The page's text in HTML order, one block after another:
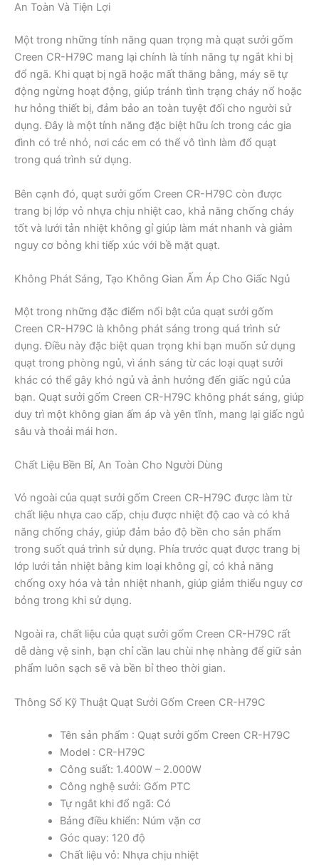
An Toàn Và Tiện Lợi
Một trong những tính năng quan trọng mà quạt sưởi gốm
Creen CR-H79C mang lại chính là tính năng tự ngắt khi bị
đổ ngã. Khi quạt bị ngã hoặc mất thăng bằng, máy sẽ tự
động ngừng hoạt động, giúp tránh tình trạng cháy nổ hoặc
hư hỏng thiết bị, đảm bảo an toàn tuyệt đối cho người sử
dụng. Đây là một tính năng đặc biệt hữu ích trong các gia
đình có trẻ nhỏ, nơi các em có thể vô tình làm đổ quạt
trong quá trình sử dụng.
Bên cạnh đó, quạt sưởi gốm Creen CR-H79C còn được
trang bị lớp vỏ nhựa chịu nhiệt cao, khả năng chống cháy
tốt và lưới tản nhiệt không gỉ giúp làm mát nhanh và giảm
nguy cơ bỏng khi tiếp xúc với bề mặt quạt.
Không Phát Sáng, Tạo Không Gian Ấm Áp Cho Giấc Ngủ
Một trong những đặc điểm nổi bật của quạt sưởi gốm
Creen CR-H79C là không phát sáng trong quá trình sử
dụng. Điều này đặc biệt quan trọng khi bạn muốn sử dụng
quạt trong phòng ngủ, vì ánh sáng từ các loại quạt sưởi
khác có thể gây khó ngủ và ảnh hưởng đến giấc ngủ của
bạn. Quạt sưởi gốm Creen CR-H79C không phát sáng, giúp
duy trì một không gian ấm áp và yên tĩnh, mang lại giấc ngủ
sâu và thoải mái hơn.
Chất Liệu Bền Bỉ, An Toàn Cho Người Dùng
Vỏ ngoài của quạt sưởi gốm Creen CR-H79C được làm từ
chất liệu nhựa cao cấp, chịu được nhiệt độ cao và có khả
năng chống cháy, giúp đảm bảo độ bền cho sản phẩm
trong suốt quá trình sử dụng. Phía trước quạt được trang bị
lớp lưới tản nhiệt bằng kim loại không gỉ, có khả năng
chống oxy hóa và tản nhiệt nhanh, giúp giảm thiểu nguy cơ
bỏng trong khi sử dụng.
Ngoài ra, chất liệu của quạt sưởi gốm Creen CR-H79C rất
dễ dàng vệ sinh, bạn chỉ cần lau chùi nhẹ nhàng để giữ sản
phẩm luôn sạch sẽ và bền bỉ theo thời gian.
Thông Số Kỹ Thuật Quạt Sưởi Gốm Creen CR-H79C
Tên sản phẩm : Quạt sưởi gốm Creen CR-H79C
Model : CR-H79C
Công suất: 1.400W – 2.000W
Công nghệ sưởi: Gốm PTC
Tự ngắt khi đổ ngã: Có
Bảng điều khiển: Núm vặn cơ
Góc quay: 120 độ
Chất liệu vỏ: Nhựa chịu nhiệt